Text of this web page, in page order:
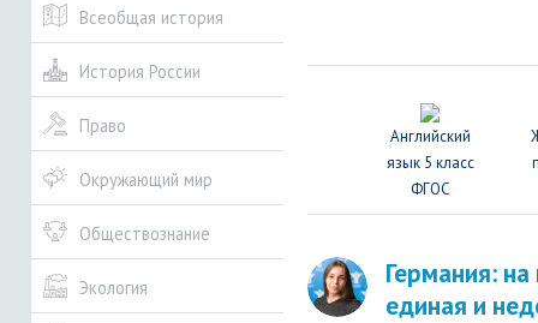
Всеобщая история
История России
Право
Окружающий мир
Обществознание
Экология
Английский
язык 5 класс
ФГОС
Германия:
единая и